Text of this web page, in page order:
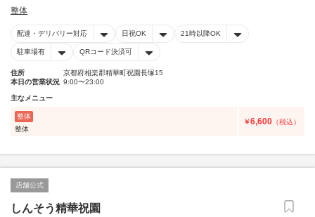
整体
配達・デリバリー対応 日祝OK 21時以降OK
駐車場有 QRコード決済可
住所
京都府相楽郡精華町祝園長塚15
本日の営業状況 9:00〜23:00
主なメニュー
整体
整体
￥6,600 （税込）
店舗公式
しんそう精華祝園